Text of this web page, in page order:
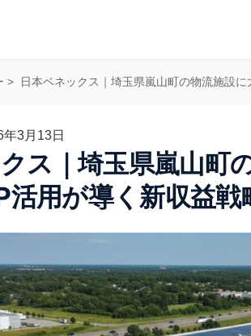
> 日本ベネックス｜埼玉県嵐山町の物流施設
年3月13日
ス｜埼玉県嵐山町
活用が導く新収益戦